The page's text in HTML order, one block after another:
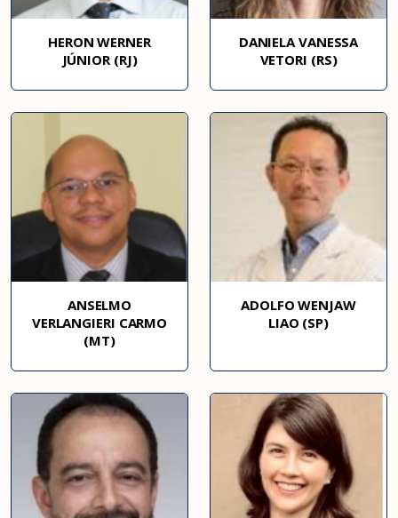
HERON WERNER
JÚNIOR (RJ)
DANIELA VANESSA
VETORI (RS)
ANSELMO
VERLANGIERI CARMO
(MT)
ADOLFO WENJAW
LIAO (SP)